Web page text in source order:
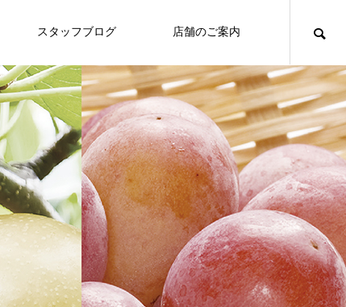
スタッフブログ 店舗のご案内